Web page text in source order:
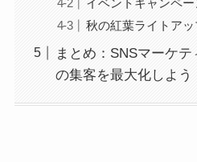
イベントキャンペ
秋の紅葉ライトアッ
まとめ：SNSマーケ
の集客を最大化しよう